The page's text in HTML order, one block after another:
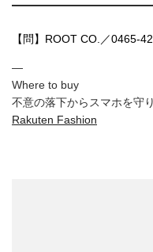
【問】ROOT CO.／0465-
—
Where to buy
不意の落下からスマホを守
Rakuten Fashion